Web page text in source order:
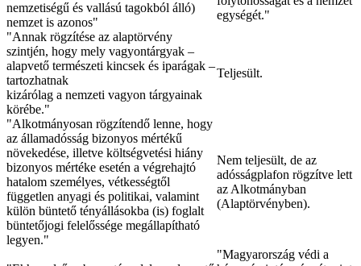
nemzetiségű és vallású tagokból álló)
nemzet is azonos"
egységét."
"Annak rögzítése az alaptörvény
szintjén, hogy mely vagyontárgyak –
alapvető természeti kincsek és iparágak –
tartozhatnak
kizárólag a nemzeti vagyon tárgyainak
körébe."
Teljesült.
"Alkotmányosan rögzítendő lenne, hogy
az államadósság bizonyos mértékű
növekedése, illetve költségvetési hiány
bizonyos mértéke esetén a végrehajtó
hatalom személyes, vétkességtől
független anyagi és politikai, valamint
külön büntető tényállásokba (is) foglalt
büntetőjogi felelőssége megállapítható
legyen."
Nem teljesült, de az
adósságplafon rögzítve lett
az Alkotmányban
(Alaptörvényben).
"Magyarország védi a